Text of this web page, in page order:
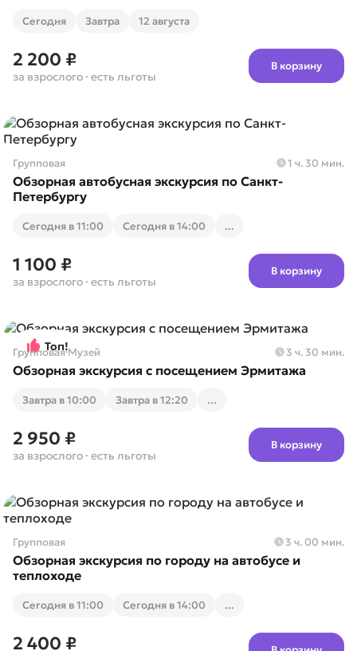
Cегодня Завтра 12 августа
2 200 ₽
за взрослого · есть льготы
В корзину
Групповая 1 ч. 30 мин.
Обзорная автобусная экскурсия по Санкт-
Петербургу
Cегодня в 11:00 Cегодня в 14:00 ...
1 100 ₽
за взрослого · есть льготы
В корзину
Топ!
Групповая·Музей 3 ч. 30 мин.
Обзорная экскурсия с посещением Эрмитажа
Завтра в 10:00 Завтра в 12:20 ...
2 950 ₽
за взрослого · есть льготы
В корзину
Групповая 3 ч. 00 мин.
Обзорная экскурсия по городу на автобусе и
теплоходе
Cегодня в 11:00 Cегодня в 14:00 ...
2 400 ₽